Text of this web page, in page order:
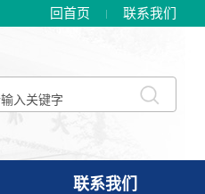
回首页 联系我们
联系我们